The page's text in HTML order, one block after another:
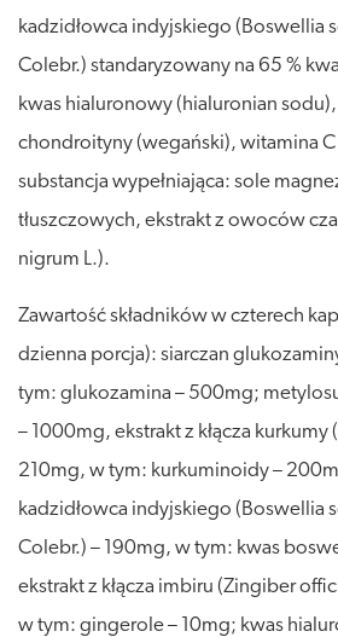
kadzidłowca indyjskiego (Boswellia
Colebr.) standaryzowany na 65 %
kwas hialuronowy (hialuronian sodu),
chondroityny (wegański), witamina C
substancja wypełniająca: sole
tłuszczowych, ekstrakt z owoców
nigrum L.).
Zawartość składników w czterech
dzienna porcja): siarczan
tym: glukozamina – 500mg;
– 1000mg, ekstrakt z kłącza kurkumy
210mg, w tym: kurkuminoidy –
kadzidłowca indyjskiego (Boswellia
Colebr.) – 190mg, w tym: kwas
ekstrakt z kłącza imbiru (Zingiber
w tym: gingerole – 10mg; kwas